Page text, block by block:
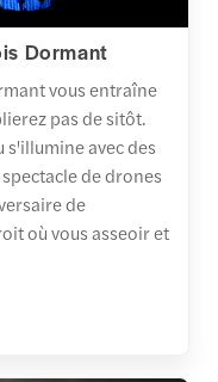
Dormant
vous entraîne
pas de sitôt.
s'illumine avec des
de drones
de
où vous asseoir et